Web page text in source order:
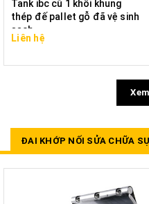
Tank ibc cũ 1 khối khung
thép đế pallet gỗ đã vệ sinh
sạch
Liên hệ
ĐAI KHỚP NỐI SỬA CHỮA